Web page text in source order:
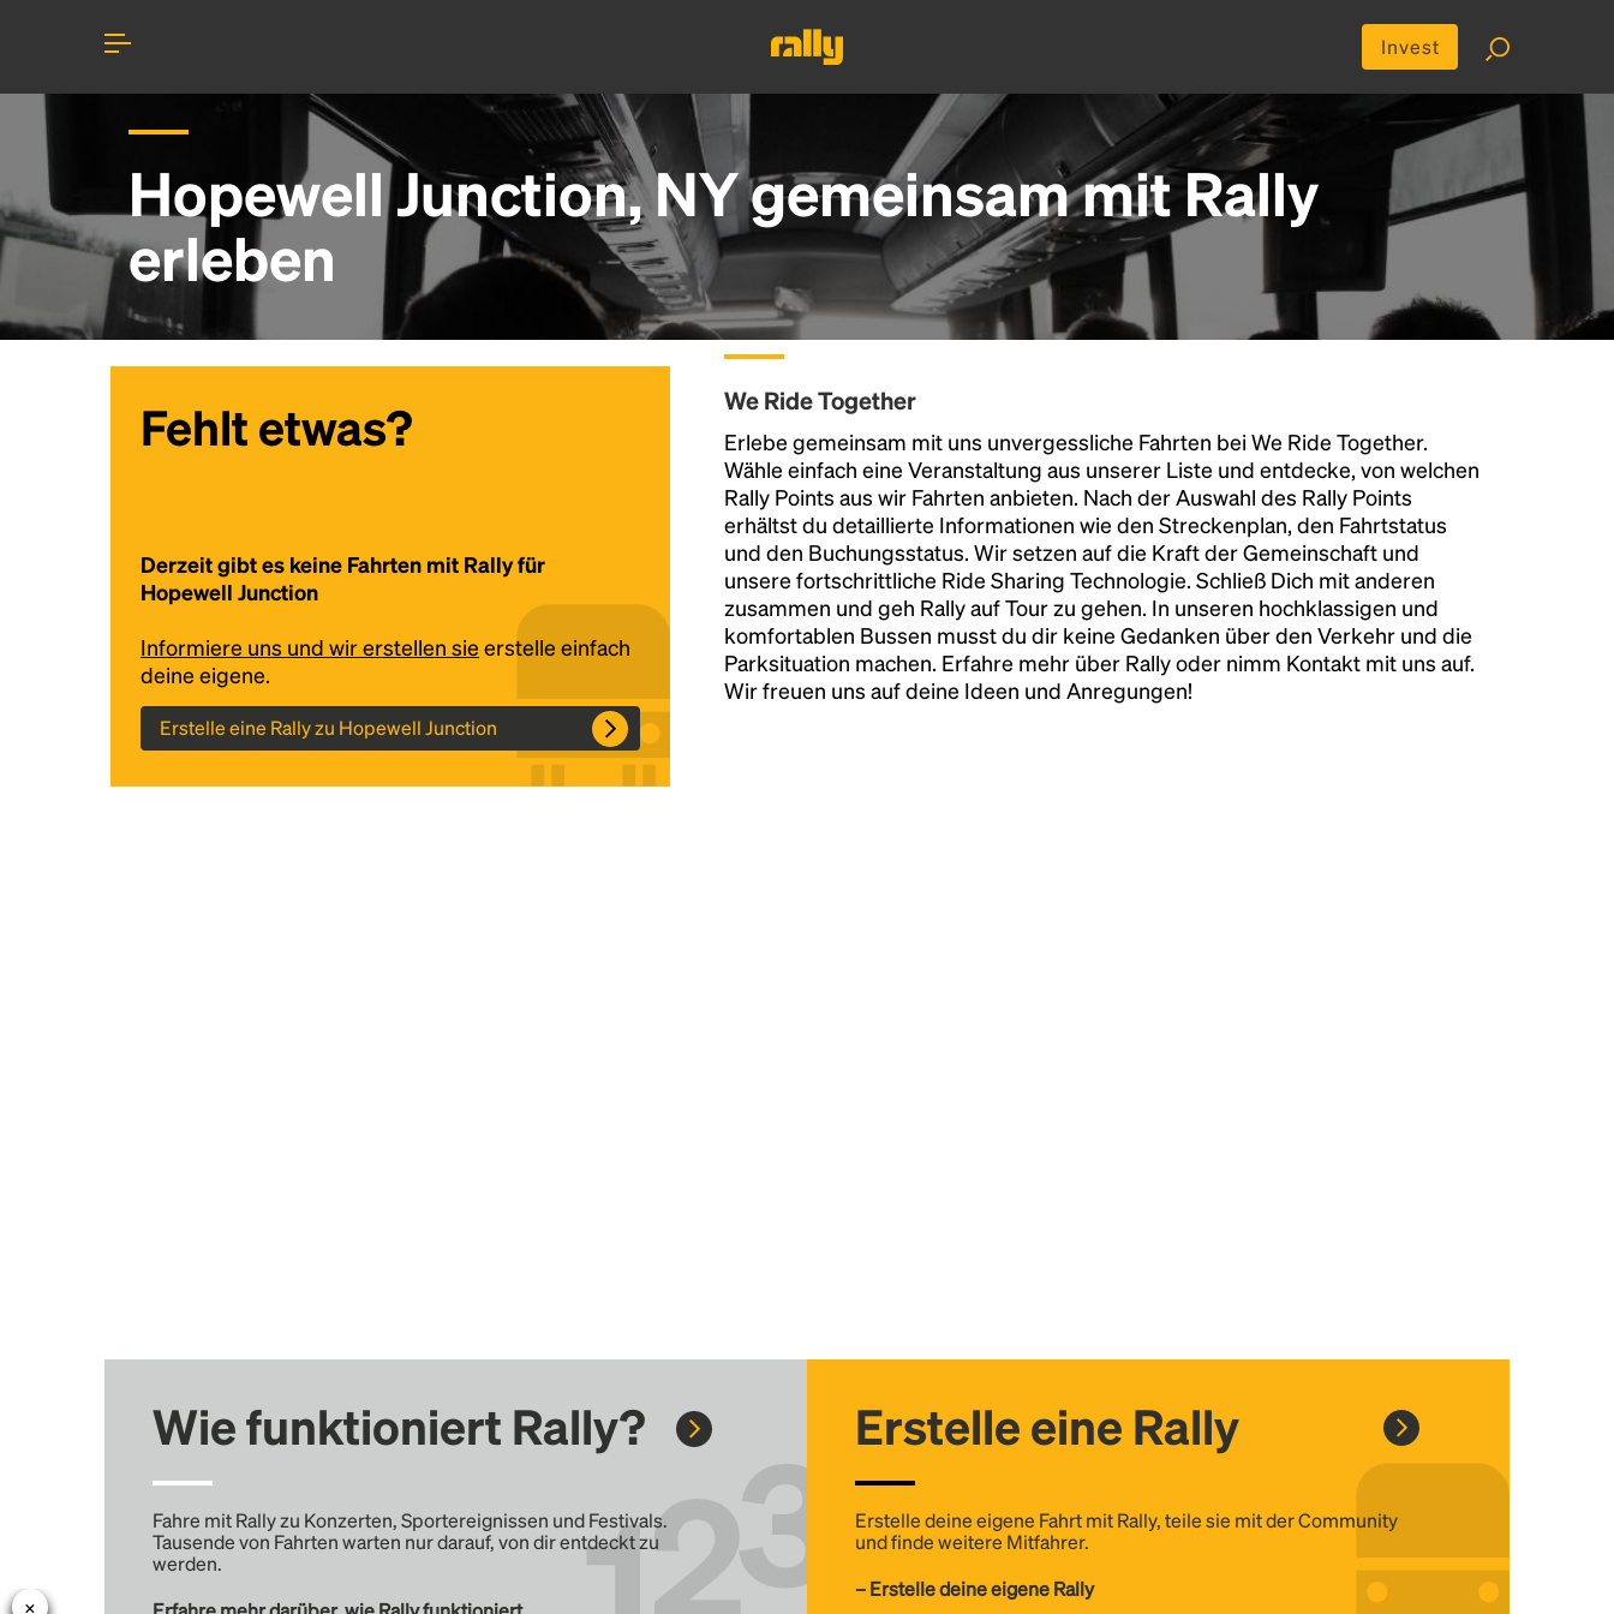
Invest
Hopewell Junction, NY gemeinsam mit Rally
erleben
Fehlt etwas?
Derzeit gibt es keine Fahrten mit Rally für
Hopewell Junction
Informiere uns und wir erstellen sie erstelle einfach
deine eigene.
Erstelle eine Rally zu Hopewell Junction
We Ride Together
Erlebe gemeinsam mit uns unvergessliche Fahrten bei We Ride Together.
Wähle einfach eine Veranstaltung aus unserer Liste und entdecke, von welchen
Rally Points aus wir Fahrten anbieten. Nach der Auswahl des Rally Points
erhältst du detaillierte Informationen wie den Streckenplan, den Fahrtstatus
und den Buchungsstatus. Wir setzen auf die Kraft der Gemeinschaft und
unsere fortschrittliche Ride Sharing Technologie. Schließ Dich mit anderen
zusammen und geh Rally auf Tour zu gehen. In unseren hochklassigen und
komfortablen Bussen musst du dir keine Gedanken über den Verkehr und die
Parksituation machen. Erfahre mehr über Rally oder nimm Kontakt mit uns auf.
Wir freuen uns auf deine Ideen und Anregungen!
Wie funktioniert Rally?
Fahre mit Rally zu Konzerten, Sportereignissen und Festivals.
Tausende von Fahrten warten nur darauf, von dir entdeckt zu
werden.
Erstelle eine Rally
Erstelle deine eigene Fahrt mit Rally, teile sie mit der Community
und finde weitere Mitfahrer.
– Erstelle deine eigene Rally
Headline
Lorem Ipsum is simply dummy text of the
printing and typesetting industry.
Ipsum has been the industry's standard
dummy text ever since the 1500s, when an